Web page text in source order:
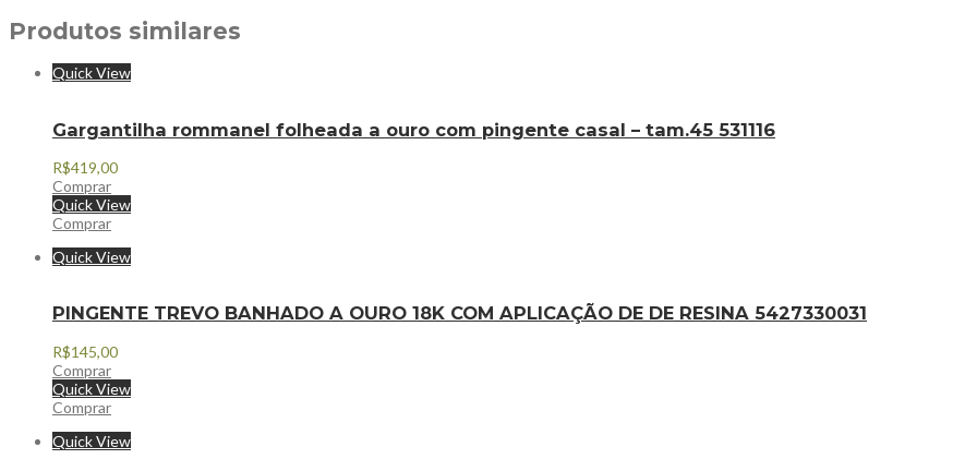
Produtos similares
Quick View
Gargantilha rommanel folheada a ouro com pingente casal – tam.45 531116
R$419,00
Comprar
Quick View
Comprar
Quick View
PINGENTE TREVO BANHADO A OURO 18K COM APLICAÇÃO DE DE RESINA 5427330031
R$145,00
Comprar
Quick View
Comprar
Quick View